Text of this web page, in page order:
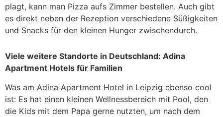
plagt, kann man Pizza aufs Zimmer bestellen. Auch gibt
es direkt neben der Rezeption verschiedene Süßigkeiten
und Snacks für den kleinen Hunger zwischendurch.
Viele weitere Standorte in Deutschland: Adina
Apartment Hotels für Familien
Was am Adina Apartment Hotel in Leipzig ebenso cool
ist: Es hat einen kleinen Wellnessbereich mit Pool, den
die Kids mit dem Papa gerne nutzten, um nach dem